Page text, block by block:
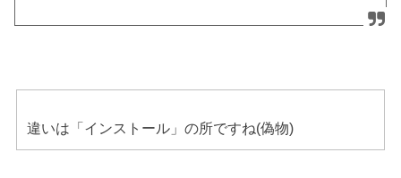
違いは「インストール」の所ですね(偽物)